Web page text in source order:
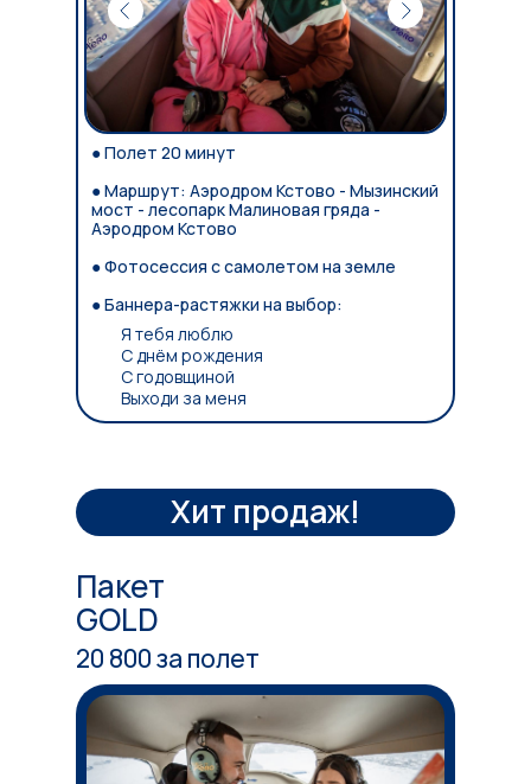
Я тебя люблю
С днём рождения
С годовщиной
Выходи за меня
● Полет 20 минут
● Маршрут: Аэродром Кстово - Мызинский
мост - лесопарк Малиновая гряда -
Аэродром Кстово
● Фотосессия с самолетом на земле
● Баннера-растяжки на выбор:
Хит продаж!
Пакет
GOLD
20 800 за полет